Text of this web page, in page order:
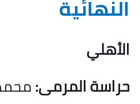
النهائية
الأهلي
حراسة المرمى: